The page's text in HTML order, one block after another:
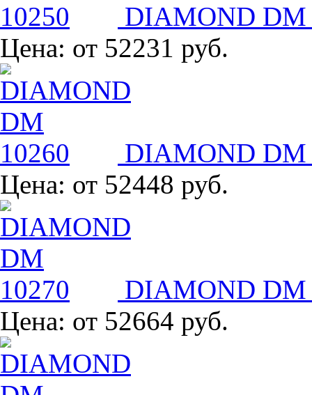
DIAMOND DM
Цена: от 52231 руб.
DIAMOND DM
Цена: от 52448 руб.
DIAMOND DM
Цена: от 52664 руб.